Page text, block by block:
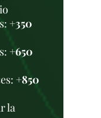
+350
+650
+850
la